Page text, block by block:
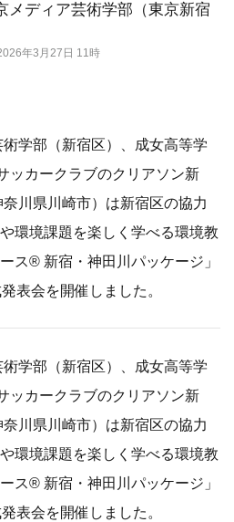
ディア芸術学部（東京新宿
年3月27日 11時
学部（新宿区）、成女高等学
ッカークラブのクリアソン新
川県川崎市）は新宿区の協力
環境課題を楽しく学べる環境教
ス® 新宿・神田川パッケージ」
表会を開催しました。
学部（新宿区）、成女高等学
ッカークラブのクリアソン新
川県川崎市）は新宿区の協力
環境課題を楽しく学べる環境教
ス® 新宿・神田川パッケージ」
表会を開催しました。